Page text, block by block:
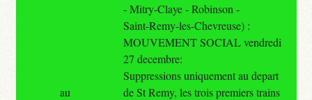
- Mitry-Claye - Robinson -
Saint-Remy-les-Chevreuse) :
MOUVEMENT SOCIAL vendredi
27 decembre:
Suppressions uniquement au depart
de St Remy, les trois premiers trains
au